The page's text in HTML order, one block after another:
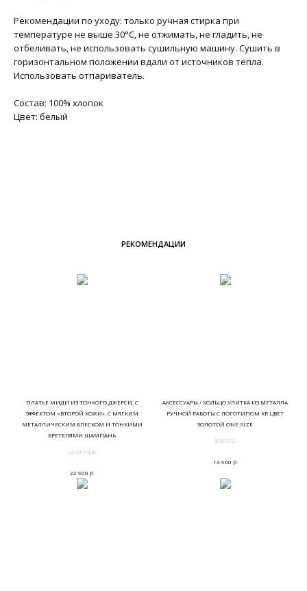
Рекомендации по уходу: только ручная стирка при
температуре не выше 30°C, не отжимать, не гладить, не
отбеливать, не использовать сушильную машину. Сушить в
горизонтальном положении вдали от источников тепла.
Использовать отпариватель.
Состав: 100% хлопок
Цвет: белый
РЕКОМЕНДАЦИИ
ПЛАТЬЕ МИДИ ИЗ ТОНКОГО ДЖЕРСИ, С
ЭФФЕКТОМ «ВТОРОЙ КОЖИ», С МЯГКИМ
МЕТАЛЛИЧЕСКИМ БЛЕСКОМ И ТОНКИМИ
БРЕТЕЛЯМИ ШАМПАНЬ
ШАМПАНЬ
22 900 р.
АКСЕССУАРЫ / КОЛЬЦО УЛИТКА ИЗ МЕТАЛЛА
РУЧНОЙ РАБОТЫ С ЛОГОТИПОМ KR ЦВЕТ
ЗОЛОТОЙ ONE SIZE
ЗОЛОТО
14 900 р.